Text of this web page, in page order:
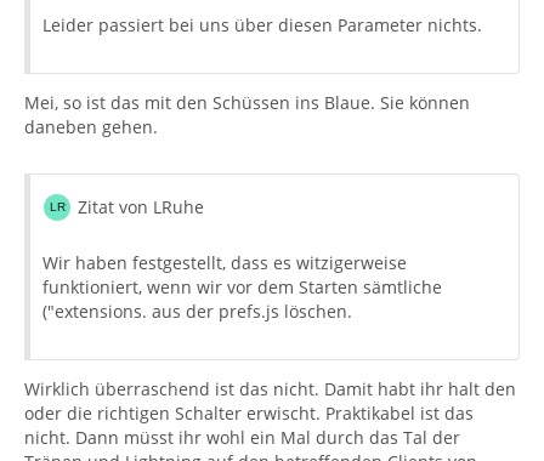
Leider passiert bei uns über diesen Parameter nichts.
Mei, so ist das mit den Schüssen ins Blaue. Sie können
daneben gehen.
Zitat von LRuhe
Wir haben festgestellt, dass es witzigerweise
funktioniert, wenn wir vor dem Starten sämtliche
("extensions. aus der prefs.js löschen.
Wirklich überraschend ist das nicht. Damit habt ihr halt den
oder die richtigen Schalter erwischt. Praktikabel ist das
nicht. Dann müsst ihr wohl ein Mal durch das Tal der